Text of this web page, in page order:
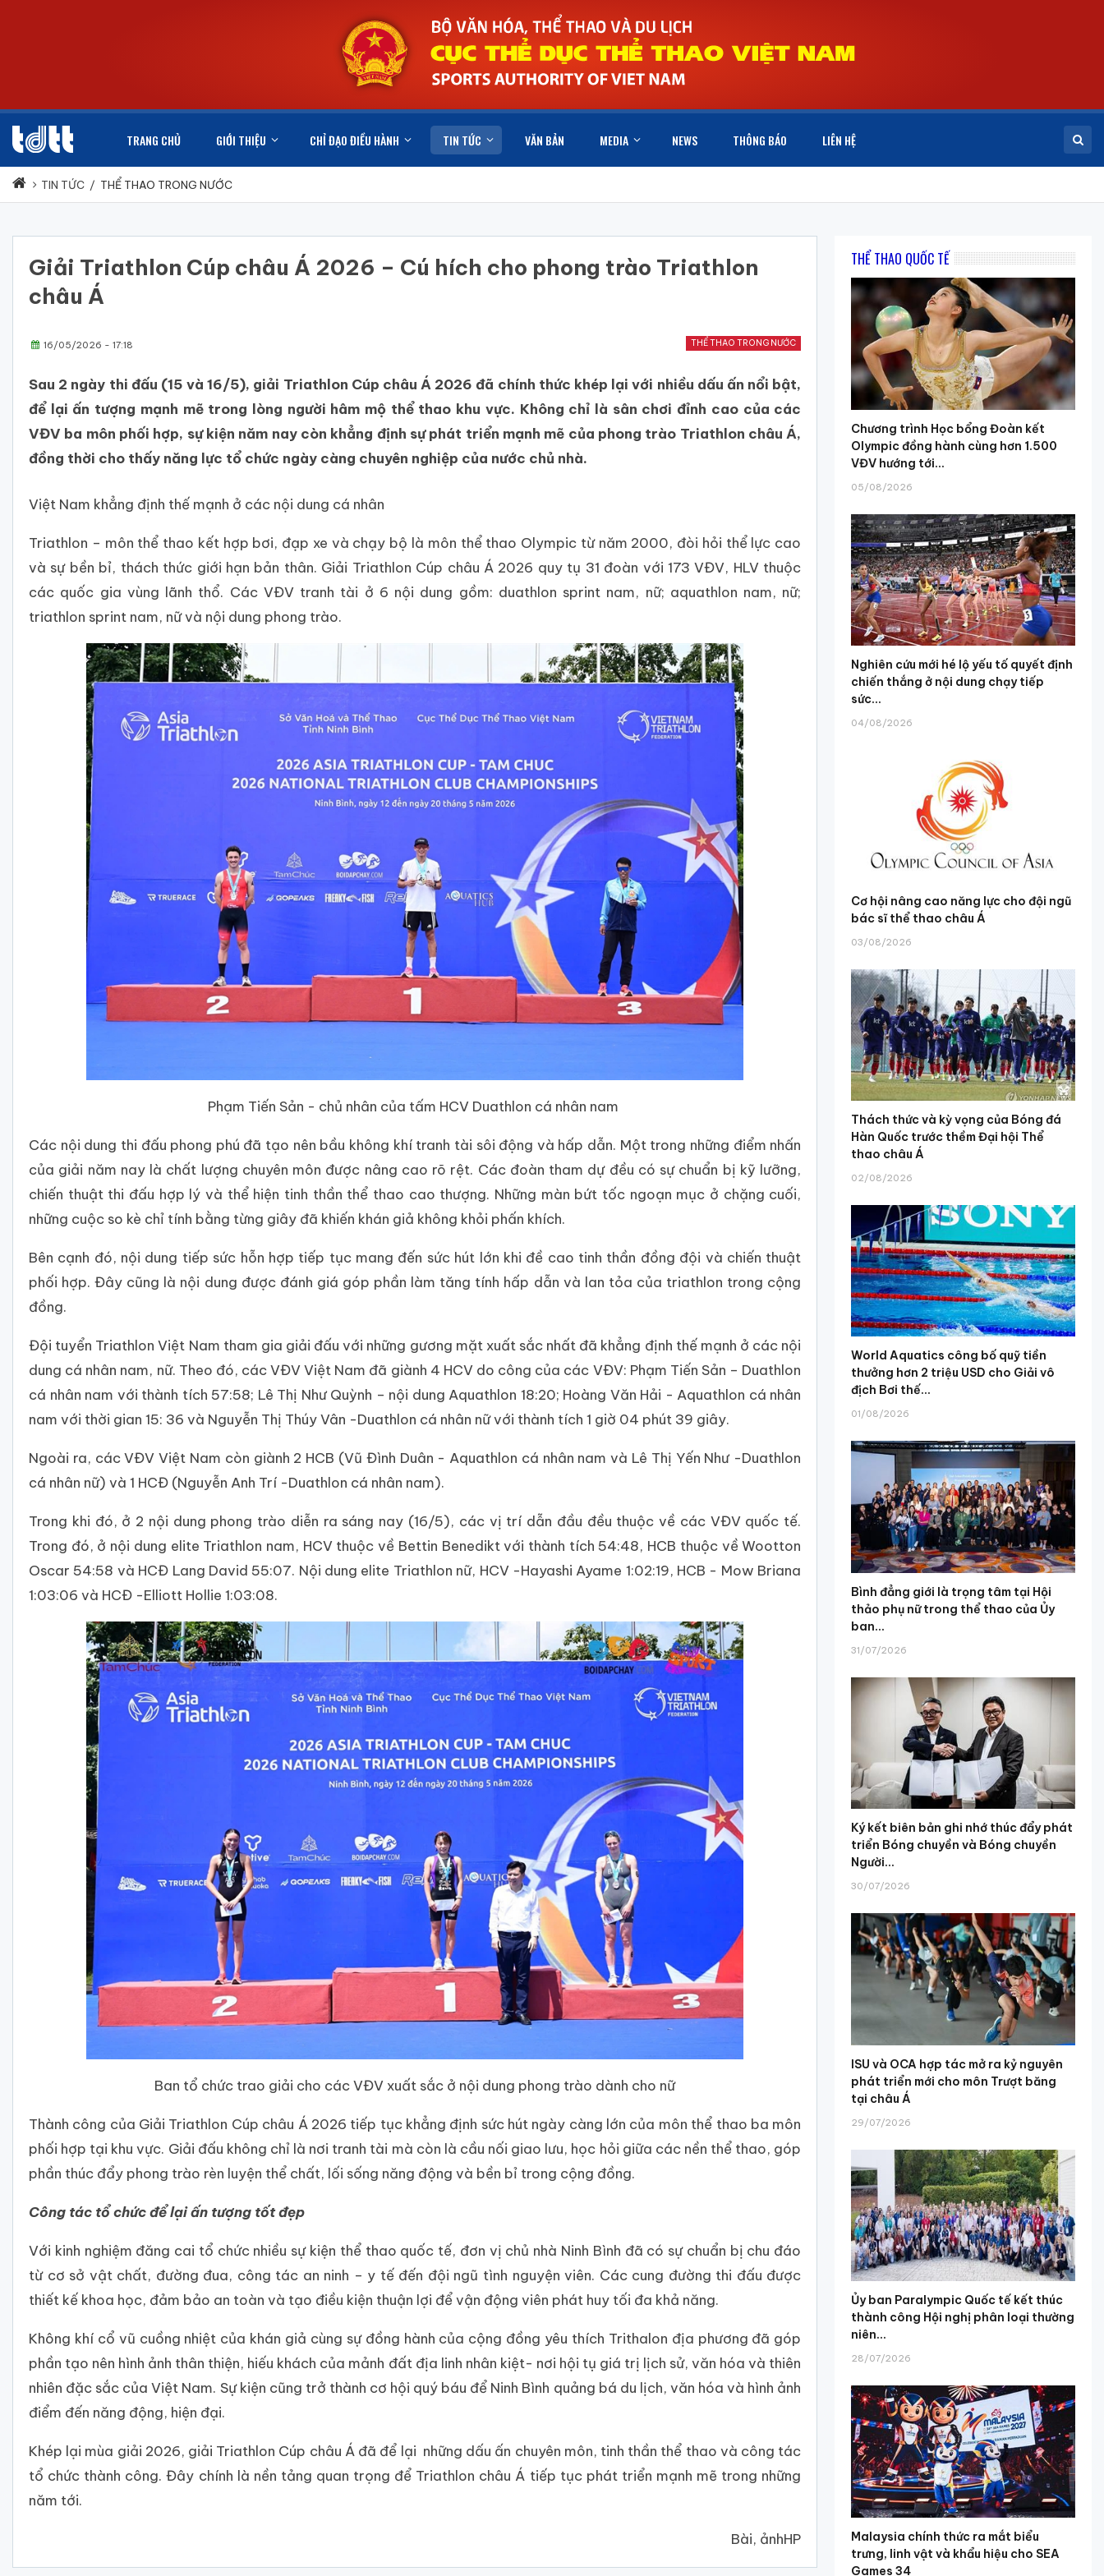
TRANG CHỦ GIỚI THIỆU CHỈ ĐẠO ĐIỀU HÀNH TIN TỨC VĂN BẢN MEDIA NEWS THÔNG BÁO LIÊN HỆ
TIN TỨC / THỂ THAO TRONG NƯỚC
Giải Triathlon Cúp châu Á 2026 – Cú hích cho phong trào Triathlon
châu Á
THỂ THAO TRONG NƯỚC
16/05/2026 - 17:18
Sau 2 ngày thi đấu (15 và 16/5), giải Triathlon Cúp châu Á 2026 đã chính thức khép lại với nhiều dấu ấn nổi bật,
để lại ấn tượng mạnh mẽ trong lòng người hâm mộ thể thao khu vực. Không chỉ là sân chơi đỉnh cao của các
VĐV ba môn phối hợp, sự kiện năm nay còn khẳng định sự phát triển mạnh mẽ của phong trào Triathlon châu Á,
đồng thời cho thấy năng lực tổ chức ngày càng chuyên nghiệp của nước chủ nhà.
Việt Nam khẳng định thế mạnh ở các nội dung cá nhân
Triathlon – môn thể thao kết hợp bơi, đạp xe và chạy bộ là môn thể thao Olympic từ năm 2000, đòi hỏi thể lực cao
và sự bền bỉ, thách thức giới hạn bản thân. Giải Triathlon Cúp châu Á 2026 quy tụ 31 đoàn với 173 VĐV, HLV thuộc
các quốc gia vùng lãnh thổ. Các VĐV tranh tài ở 6 nội dung gồm: duathlon sprint nam, nữ; aquathlon nam, nữ;
triathlon sprint nam, nữ và nội dung phong trào.
Phạm Tiến Sản - chủ nhân của tấm HCV Duathlon cá nhân nam
Các nội dung thi đấu phong phú đã tạo nên bầu không khí tranh tài sôi động và hấp dẫn. Một trong những điểm nhấn
của giải năm nay là chất lượng chuyên môn được nâng cao rõ rệt. Các đoàn tham dự đều có sự chuẩn bị kỹ lưỡng,
chiến thuật thi đấu hợp lý và thể hiện tinh thần thể thao cao thượng. Những màn bứt tốc ngoạn mục ở chặng cuối,
những cuộc so kè chỉ tính bằng từng giây đã khiến khán giả không khỏi phấn khích.
Bên cạnh đó, nội dung tiếp sức hỗn hợp tiếp tục mang đến sức hút lớn khi đề cao tinh thần đồng đội và chiến thuật
phối hợp. Đây cũng là nội dung được đánh giá góp phần làm tăng tính hấp dẫn và lan tỏa của triathlon trong cộng
đồng.
Đội tuyển Triathlon Việt Nam tham gia giải đấu với những gương mặt xuất sắc nhất đã khẳng định thế mạnh ở các nội
dung cá nhân nam, nữ. Theo đó, các VĐV Việt Nam đã giành 4 HCV do công của các VĐV: Phạm Tiến Sản – Duathlon
cá nhân nam với thành tích 57:58; Lê Thị Như Quỳnh – nội dung Aquathlon 18:20; Hoàng Văn Hải - Aquathlon cá nhân
nam với thời gian 15: 36 và Nguyễn Thị Thúy Vân -Duathlon cá nhân nữ với thành tích 1 giờ 04 phút 39 giây.
Ngoài ra, các VĐV Việt Nam còn giành 2 HCB (Vũ Đình Duân - Aquathlon cá nhân nam và Lê Thị Yến Như -Duathlon
cá nhân nữ) và 1 HCĐ (Nguyễn Anh Trí -Duathlon cá nhân nam).
Trong khi đó, ở 2 nội dung phong trào diễn ra sáng nay (16/5), các vị trí dẫn đầu đều thuộc về các VĐV quốc tế.
Trong đó, ở nội dung elite Triathlon nam, HCV thuộc về Bettin Benedikt với thành tích 54:48, HCB thuộc về Wootton
Oscar 54:58 và HCĐ Lang David 55:07. Nội dung elite Triathlon nữ, HCV -Hayashi Ayame 1:02:19, HCB - Mow Briana
1:03:06 và HCĐ -Elliott Hollie 1:03:08.
Ban tổ chức trao giải cho các VĐV xuất sắc ở nội dung phong trào dành cho nữ
Thành công của Giải Triathlon Cúp châu Á 2026 tiếp tục khẳng định sức hút ngày càng lớn của môn thể thao ba môn
phối hợp tại khu vực. Giải đấu không chỉ là nơi tranh tài mà còn là cầu nối giao lưu, học hỏi giữa các nền thể thao, góp
phần thúc đẩy phong trào rèn luyện thể chất, lối sống năng động và bền bỉ trong cộng đồng.
Công tác tổ chức để lại ấn tượng tốt đẹp
Với kinh nghiệm đăng cai tổ chức nhiều sự kiện thể thao quốc tế, đơn vị chủ nhà Ninh Bình đã có sự chuẩn bị chu đáo
từ cơ sở vật chất, đường đua, công tác an ninh – y tế đến đội ngũ tình nguyện viên. Các cung đường thi đấu được
thiết kế khoa học, đảm bảo an toàn và tạo điều kiện thuận lợi để vận động viên phát huy tối đa khả năng.
Không khí cổ vũ cuồng nhiệt của khán giả cùng sự đồng hành của cộng đồng yêu thích Trithalon địa phương đã góp
phần tạo nên hình ảnh thân thiện, hiếu khách của mảnh đất địa linh nhân kiệt- nơi hội tụ giá trị lịch sử, văn hóa và thiên
nhiên đặc sắc của Việt Nam. Sự kiện cũng trở thành cơ hội quý báu để Ninh Bình quảng bá du lịch, văn hóa và hình ảnh
điểm đến năng động, hiện đại.
Khép lại mùa giải 2026, giải Triathlon Cúp châu Á đã để lại những dấu ấn chuyên môn, tinh thần thể thao và công tác
tổ chức thành công. Đây chính là nền tảng quan trọng để Triathlon châu Á tiếp tục phát triển mạnh mẽ trong những
năm tới.
Bài, ảnhHP
THỂ THAO QUỐC TẾ
Chương trình Học bổng Đoàn kết
Olympic đồng hành cùng hơn 1.500
VĐV hướng tới...
05/08/2026
Nghiên cứu mới hé lộ yếu tố quyết định
chiến thắng ở nội dung chạy tiếp
sức...
04/08/2026
Cơ hội nâng cao năng lực cho đội ngũ
bác sĩ thể thao châu Á
03/08/2026
Thách thức và kỳ vọng của Bóng đá
Hàn Quốc trước thềm Đại hội Thể
thao châu Á
02/08/2026
World Aquatics công bố quỹ tiền
thưởng hơn 2 triệu USD cho Giải vô
địch Bơi thế...
01/08/2026
Bình đẳng giới là trọng tâm tại Hội
thảo phụ nữ trong thể thao của Ủy
ban...
31/07/2026
Ký kết biên bản ghi nhớ thúc đẩy phát
triển Bóng chuyền và Bóng chuyền
Người...
30/07/2026
ISU và OCA hợp tác mở ra kỷ nguyên
phát triển mới cho môn Trượt băng
tại châu Á
29/07/2026
Ủy ban Paralympic Quốc tế kết thúc
thành công Hội nghị phân loại thường
niên...
28/07/2026
Malaysia chính thức ra mắt biểu
trưng, linh vật và khẩu hiệu cho SEA
Games 34